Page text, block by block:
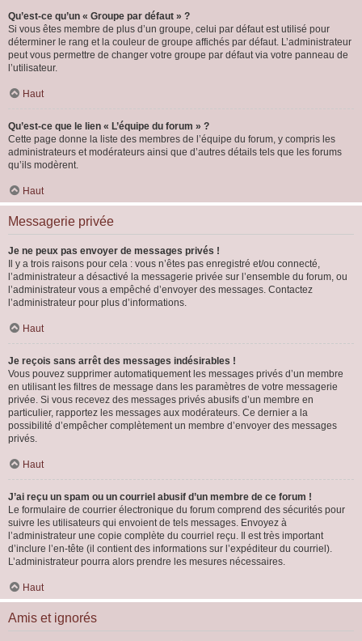
Qu’est-ce qu’un « Groupe par défaut » ?
Si vous êtes membre de plus d’un groupe, celui par défaut est utilisé pour
déterminer le rang et la couleur de groupe affichés par défaut. L’administrateur
peut vous permettre de changer votre groupe par défaut via votre panneau de
l’utilisateur.
Haut
Qu’est-ce que le lien « L’équipe du forum » ?
Cette page donne la liste des membres de l’équipe du forum, y compris les
administrateurs et modérateurs ainsi que d’autres détails tels que les forums
qu’ils modèrent.
Haut
Messagerie privée
Je ne peux pas envoyer de messages privés !
Il y a trois raisons pour cela : vous n’êtes pas enregistré et/ou connecté,
l’administrateur a désactivé la messagerie privée sur l’ensemble du forum, ou
l’administrateur vous a empêché d’envoyer des messages. Contactez
l’administrateur pour plus d’informations.
Haut
Je reçois sans arrêt des messages indésirables !
Vous pouvez supprimer automatiquement les messages privés d’un membre
en utilisant les filtres de message dans les paramètres de votre messagerie
privée. Si vous recevez des messages privés abusifs d’un membre en
particulier, rapportez les messages aux modérateurs. Ce dernier a la
possibilité d’empêcher complètement un membre d’envoyer des messages
privés.
Haut
J’ai reçu un spam ou un courriel abusif d’un membre de ce forum !
Le formulaire de courrier électronique du forum comprend des sécurités pour
suivre les utilisateurs qui envoient de tels messages. Envoyez à
l’administrateur une copie complète du courriel reçu. Il est très important
d’inclure l’en-tête (il contient des informations sur l’expéditeur du courriel).
L’administrateur pourra alors prendre les mesures nécessaires.
Haut
Amis et ignorés